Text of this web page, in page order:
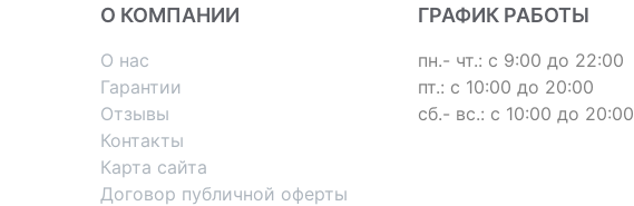
О КОМПАНИИ
О нас
Гарантии
Отзывы
Контакты
Карта сайта
Договор публичной оферты
ГРАФИК РАБОТЫ
пн.- чт.: с 9:00 до 22:00
пт.: с 10:00 до 20:00
сб.- вс.: с 10:00 до 20:00